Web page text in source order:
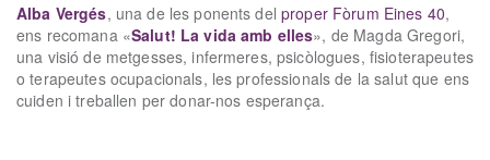
Alba Vergés, una de les ponents delproper Fòrum Eines 40,
ens recomana «Salut! La vida amb elles», de Magda Gregori,
una visió de metgesses, infermeres, psicòlogues, fisioterapeutes
o terapeutes ocupacionals, les professionals de la salut que ens
cuiden i treballen per donar-nos esperança.